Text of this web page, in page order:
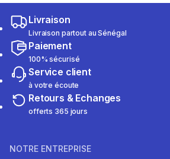
Livraison
Livraison partout au Sénégal
Paiement
100% sécurisé
Service client
à votre écoute
Retours & Echanges
offerts 365 jours
NOTRE ENTREPRISE